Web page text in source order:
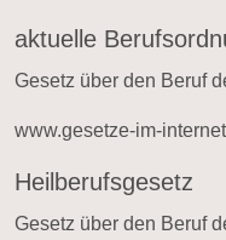
aktuelle
Gesetz über den Beruf
www.gesetze-im-
Heilberufsgesetz
Gesetz über den Beruf